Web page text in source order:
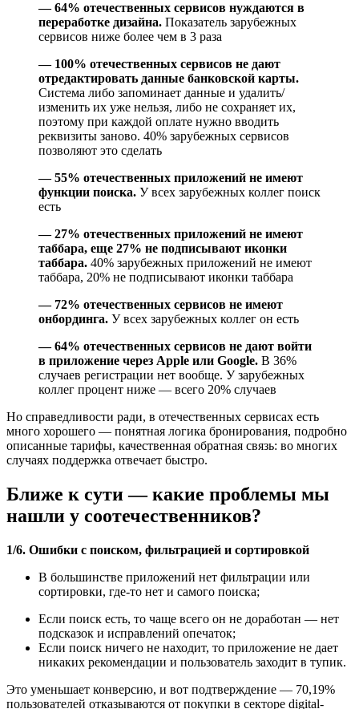
— 64% отечественных сервисов нуждаются в
переработке дизайна. Показатель зарубежных
сервисов ниже более чем в 3 раза
— 100% отечественных сервисов не дают
отредактировать данные банковской карты.
Система либо запоминает данные и удалить/
изменить их уже нельзя, либо не сохраняет их,
поэтому при каждой оплате нужно вводить
реквизиты заново. 40% зарубежных сервисов
позволяют это сделать
— 55% отечественных приложений не имеют
функции поиска. У всех зарубежных коллег поиск
есть
— 27% отечественных приложений не имеют
таббара, еще 27% не подписывают иконки
таббара. 40% зарубежных приложений не имеют
таббара, 20% не подписывают иконки таббара
— 72% отечественных сервисов не имеют
онбординга. У всех зарубежных коллег он есть
— 64% отечественных сервисов не дают войти
в приложение через Apple или Google. В 36%
случаев регистрации нет вообще. У зарубежных
коллег процент ниже — всего 20% случаев
Но справедливости ради, в отечественных сервисах есть
много хорошего — понятная логика бронирования, подробно
описанные тарифы, качественная обратная связь: во многих
случаях поддержка отвечает быстро.
Ближе к сути — какие проблемы мы
нашли у соотечественников?
1/6. Ошибки с поиском, фильтрацией и сортировкой
В большинстве приложений нет фильтрации или
сортировки, где-то нет и самого поиска;
Если поиск есть, то чаще всего он не доработан — нет
подсказок и исправлений опечаток;
Если поиск ничего не находит, то приложение не дает
никаких рекомендации и пользователь заходит в тупик.
Это уменьшает конверсию, и вот подтверждение — 70,19%
пользователей отказываются от покупки в секторе digital-